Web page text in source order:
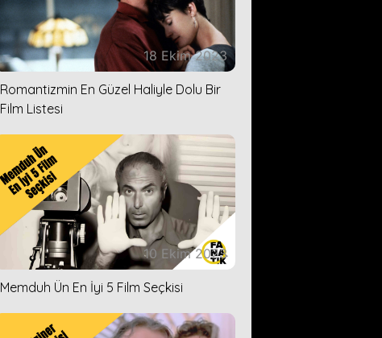
18 Ekim 2023
Romantizmin En Güzel Haliyle Dolu Bir
Film Listesi
10 Ekim 2023
Memduh Ün En İyi 5 Film Seçkisi